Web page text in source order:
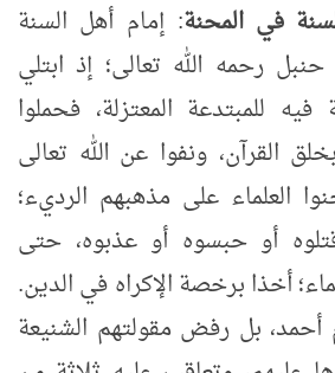
في المحنة: إمام أهل السنة
رحمه الله تعالى؛ إذ ابتلي
للمبتدعة المعتزلة، فحملوا
القرآن، ونفوا عن الله تعالى
العلماء على مذهبهم الرديء؛
أو حبسوه أو عذبوه، حتى
أخذا برخصة الإكراه في الدين.
أحمد، بل رفض مقولتهم الشنيعة